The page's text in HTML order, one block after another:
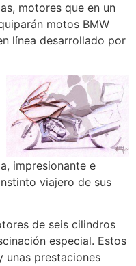
motores que en un
motos BMW
línea desarrollado por
impresionante e
viajero de sus
de seis cilindros
especial. Estos
unas prestaciones